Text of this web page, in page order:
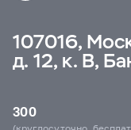
107016,
д. 12, к. В,
300